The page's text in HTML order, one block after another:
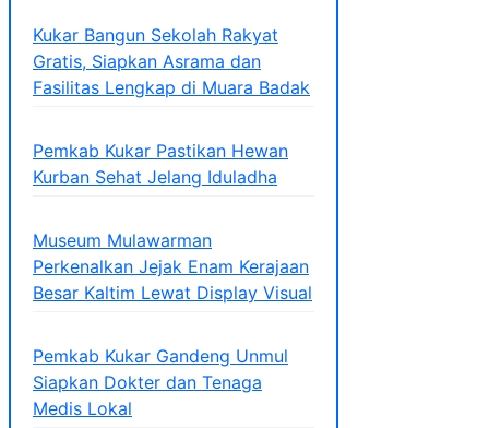
Kukar Bangun Sekolah Rakyat
Gratis, Siapkan Asrama dan
Fasilitas Lengkap di Muara Badak
Pemkab Kukar Pastikan Hewan
Kurban Sehat Jelang Iduladha
Museum Mulawarman
Perkenalkan Jejak Enam Kerajaan
Besar Kaltim Lewat Display Visual
Pemkab Kukar Gandeng Unmul
Siapkan Dokter dan Tenaga
Medis Lokal